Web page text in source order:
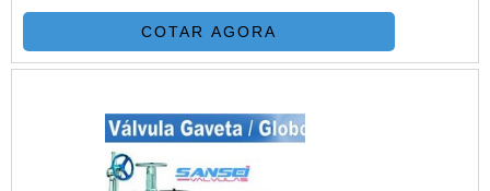
/ ISO 10423 - ISO 17292 FIRE-SAFE: API607,
API6FA e BS-6755 NACE MR0175 (ULTIMA
VERSÃO) CONEXÕES: SW – FLANGEADA FF,
MATERIAIS: AÇO CARBONO FORJADO &
FUNDIDO – AÇO INOXIDÁVEL – DUPLEX &
SUPER DUPLEX –
COTAR AGORA